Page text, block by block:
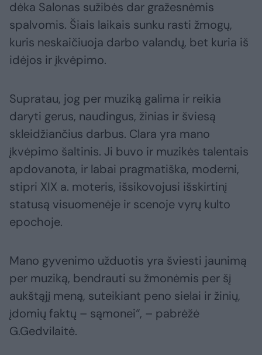
dėka Salonas sužibės dar gražesnėmis
spalvomis. Šiais laikais sunku rasti žmogų,
kuris neskaičiuoja darbo valandų, bet kuria iš
idėjos ir įkvėpimo.
Supratau, jog per muziką galima ir reikia
daryti gerus, naudingus, žinias ir šviesą
skleidžiančius darbus. Clara yra mano
įkvėpimo šaltinis. Ji buvo ir muzikės talentais
apdovanota, ir labai pragmatiška, moderni,
stipri XIX a. moteris, išsikovojusi išskirtinį
statusą visuomenėje ir scenoje vyrų kulto
epochoje.
Mano gyvenimo užduotis yra šviesti jaunimą
per muziką, bendrauti su žmonėmis per šį
aukštąjį meną, suteikiant peno sielai ir žinių,
įdomių faktų – sąmonei“, – pabrėžė
G.Gedvilaitė.